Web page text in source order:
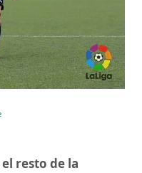
resto de la